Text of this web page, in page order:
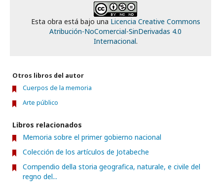
Esta obra está bajo una Licencia Creative Commons
Atribución-NoComercial-SinDerivadas 4.0
Internacional.
Otros libros del autor
Cuerpos de la memoria
Arte público
Libros relacionados
Memoria sobre el primer gobierno nacional
Colección de los artículos de Jotabeche
Compendio della storia geografica, naturale, e civile del
regno del...